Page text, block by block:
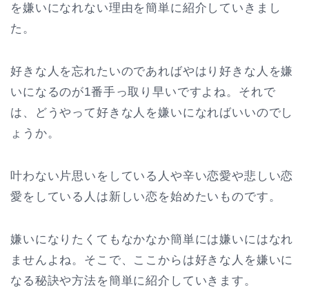
を嫌いになれない理由を簡単に紹介していきまし
た。
好きな人を忘れたいのであればやはり好きな人を嫌
いになるのが1番手っ取り早いですよね。それで
は、どうやって好きな人を嫌いになればいいのでし
ょうか。
叶わない片思いをしている人や辛い恋愛や悲しい恋
愛をしている人は新しい恋を始めたいものです。
嫌いになりたくてもなかなか簡単には嫌いにはなれ
ませんよね。そこで、ここからは好きな人を嫌いに
なる秘訣や方法を簡単に紹介していきます。